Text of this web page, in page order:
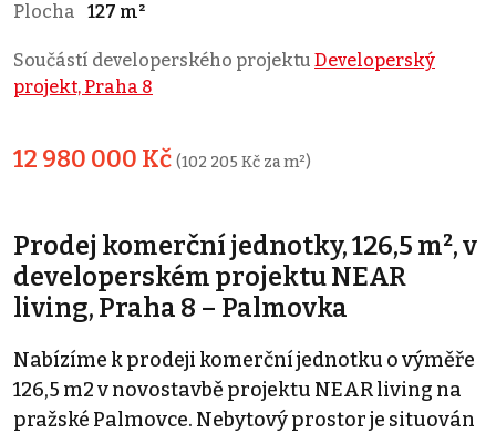
Plocha
127 m²
Součástí developerského projektu Developerský
projekt, Praha 8
12 980 000 Kč (102 205 Kč za m²)
Prodej komerční jednotky, 126,5 m², v
developerském projektu NEAR
living, Praha 8 – Palmovka
Nabízíme k prodeji komerční jednotku o výměře
126,5 m2 v novostavbě projektu NEAR living na
pražské Palmovce. Nebytový prostor je situován